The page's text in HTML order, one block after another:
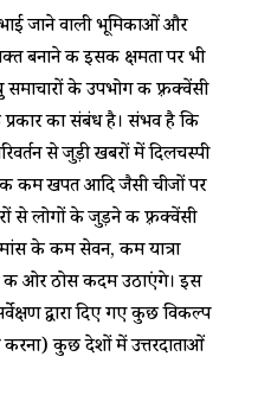
जाने वाली भूमिकाओं और
बनाने की इसकी क्षमता पर भी
समाचारों के उपभोग की फ़्रीक्वेंसी
का संबंध है। संभव है कि
से जुड़ी खबरों में दिलचस्पी
कम खपत आदि जैसी चीजों पर
से लोगों के जुड़ने की फ़्रीक्वेंसी
के कम सेवन, कम यात्रा
की ओर ठोस कदम उठाएंगे। इस
द्वारा दिए गए कुछ विकल्प
कुछ देशों में उत्तरदाताओं